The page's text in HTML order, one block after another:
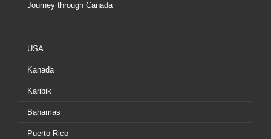
Journey through Canada
USA
Kanada
Karibik
Bahamas
Puerto Rico